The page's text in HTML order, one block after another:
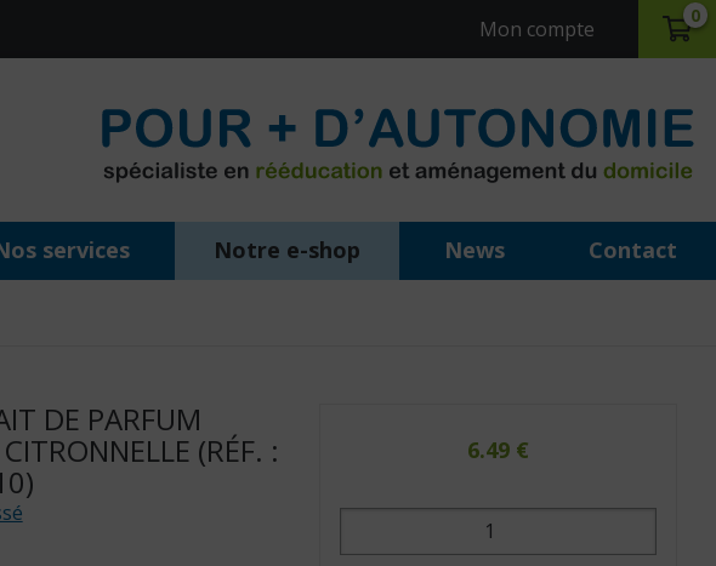
Mon compte
0
services Notre e-shop News Contact
DE PARFUM
(RÉF. : 6.49 €
quantité